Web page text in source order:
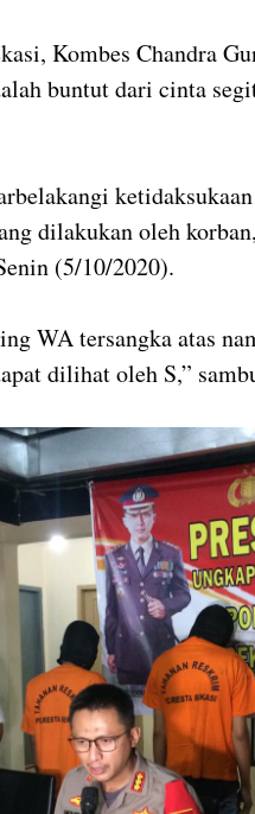
Kombes Chandra
buntut dari cinta
dilakukan oleh
(5/10/2020).
WA tersangka atas
dilihat oleh S,”